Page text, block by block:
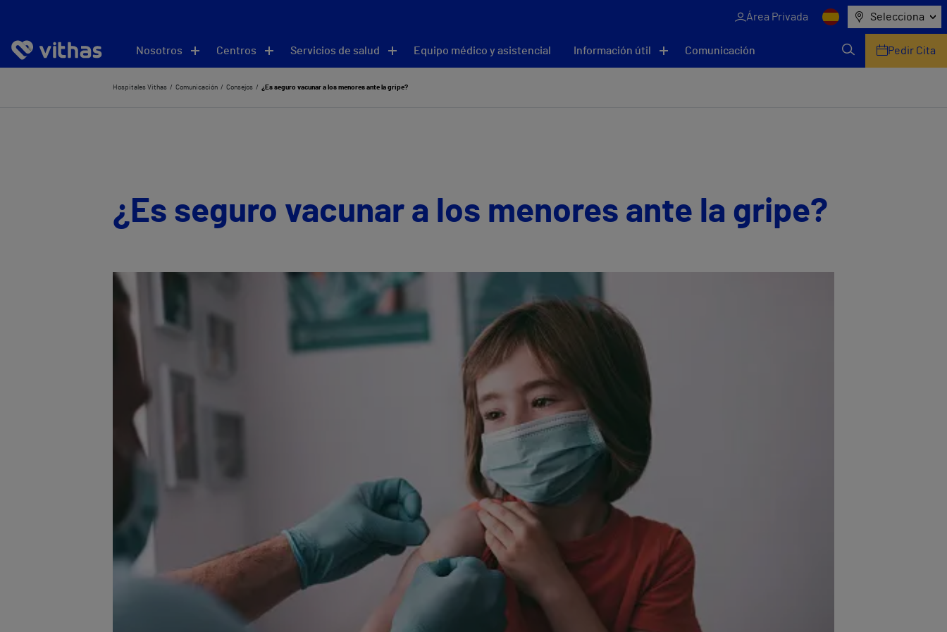
Área Privada Selecciona
Nosotros Centros Servicios de salud Equipo médico y asistencial Información útil Comunicación Pedir Cita
Hospitales Vithas Comunicación Consejos ¿Es seguro vacunar a los menores ante la gripe?
¿Es seguro vacunar a los menores ante la gripe?